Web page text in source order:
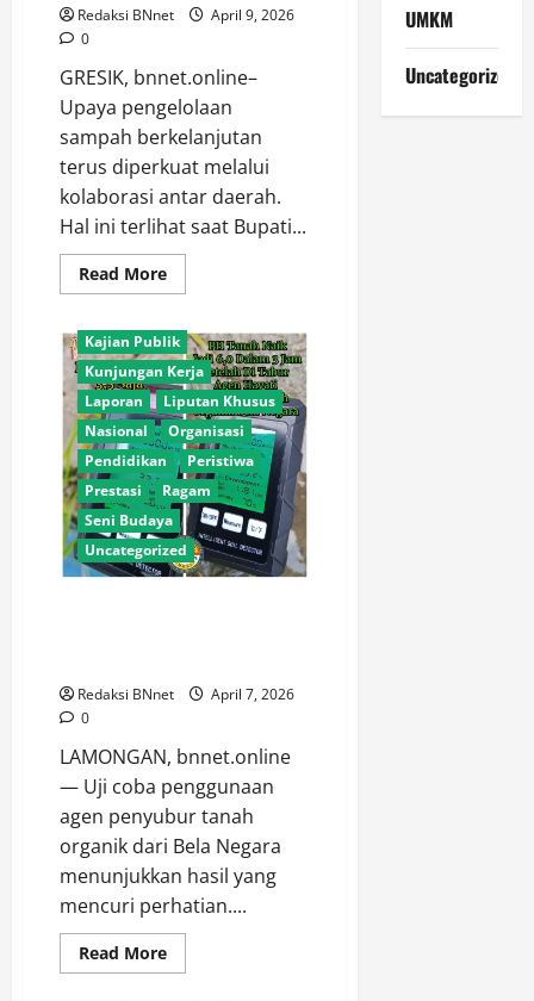
Redaksi BNnet
April 9, 2026
0
GRESIK, bnnet.online–
Upaya pengelolaan
sampah berkelanjutan
terus diperkuat melalui
kolaborasi antar daerah.
Hal ini terlihat saat Bupati...
Read MoreRead
more
–
Lamongan
Perkuat
Sinergi
Pengelolaan
Sampah,
Dorong
Program
Energi
Listrik
dari
Limbah
Adventorial
Agro
Agro Sektor
Daerah
Galeri Foto
Kajian Publik
Kunjungan Kerja
Laporan
Liputan Khusus
Nasional
Organisasi
Pendidikan
Peristiwa
Prestasi
Ragam
Seni Budaya
Uncategorized
Redaksi BNnet
April 7, 2026
0
LAMONGAN, bnnet.online
— Uji coba penggunaan
agen penyubur tanah
organik dari Bela Negara
menunjukkan hasil yang
mencuri perhatian....
Read MoreRead
more
UMKM
Uncategorized